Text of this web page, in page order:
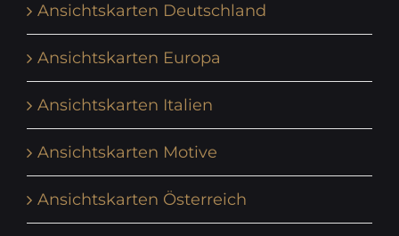
Ansichtskarten Deutschland
Ansichtskarten Europa
Ansichtskarten Italien
Ansichtskarten Motive
Ansichtskarten Österreich